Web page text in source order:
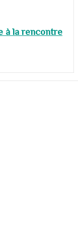
à la rencontre